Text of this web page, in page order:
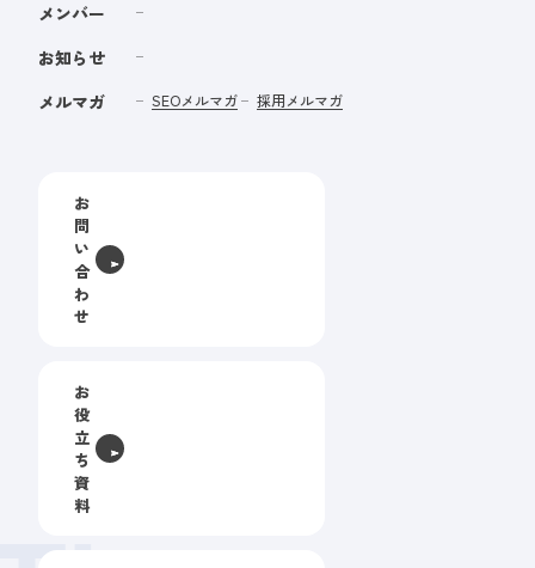
メンバー
お知らせ
メルマガ
SEOメルマガ 採用メルマガ
お
問
い
合
わ
せ
お
役
立
ち
資
料